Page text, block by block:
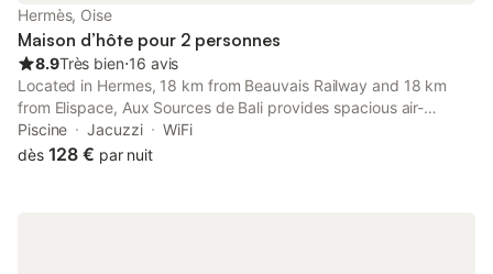
Hermès, Oise
Maison d’hôte pour 2 personnes
8.9Très bien⋅16 avis
Located in Hermes, 18 km from Beauvais Railway and 18 km
from Elispace, Aux Sources de Bali provides spacious air-
conditioned accommodation with a terrace and free WiFi. This
guest house features a private pool, a garden and free private
Piscine Jacuzzi
WiFi
dès 128 € par nuit